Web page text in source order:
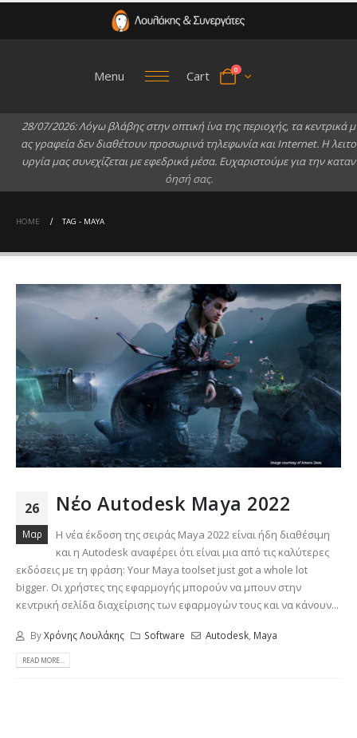
Menu Cart 0
28/07/2026:Λόγω βλάβης στην οπτική ίνα της περιοχής, τα κεντρικά μ
ας γραφεία δεν διαθέτουν προσωρινά τηλεφωνία και Internet. Ηλειτο
υργία μας συνεχίζεται με εφεδρικά μέσα. Ευχαριστούμε για την καταν
όησή σας.
HOME TAG - MAYA
26
Μαρ
Νέο Autodesk Maya 2022
Η νέα έκδοση της σειράς Maya 2022 είναι ήδη διαθέσιμη
και η Autodesk αναφέρει ότι είναι μια από τις καλύτερες
εκδόσεις με τη φράση: Your Maya toolset just got a whole lot
bigger. Οι χρήστες της εφαρμογής μπορούν να μπουν στην
κεντρική σελίδα διαχείρισης των εφαρμογών τους και να κάνουν...
ByΧρόνης Λουλάκης Software Autodesk Maya
READ MORE...